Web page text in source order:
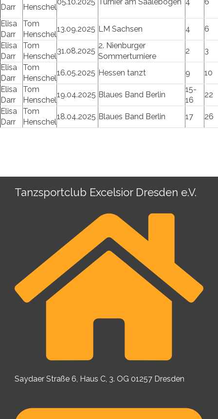
Darr
Henschel
Elisa
Darr
Tom
Henschel
13.09.2025 LM Sachsen 4
6
Elisa
Darr
Tom
Henschel
31.08.2025
2. Nienburger
Sommerturniere
2
3
Elisa
Darr
Tom
Henschel
16.05.2025 Hessen tanzt 9
10
Elisa
Darr
Tom
Henschel
19.04.2025 Blaues Band Berlin
15-
16
22
Elisa
Darr
Tom
Henschel
18.04.2025 Blaues Band Berlin 17 26
Tanzsportclub Excelsior Dresden e.V.
Saydaer Straße 6, Haus C, 3. OG 01257 Dresden